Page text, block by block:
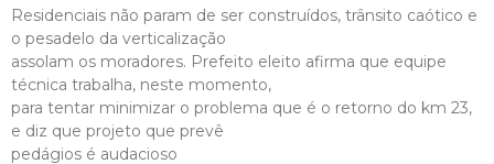
Residenciais não param de ser construídos, trânsito caótico e
o pesadelo da verticalização
assolam os moradores. Prefeito eleito afirma que equipe
técnica trabalha, neste momento,
para tentar minimizar o problema que é o retorno do km 23,
e diz que projeto que prevê
pedágios é audacioso